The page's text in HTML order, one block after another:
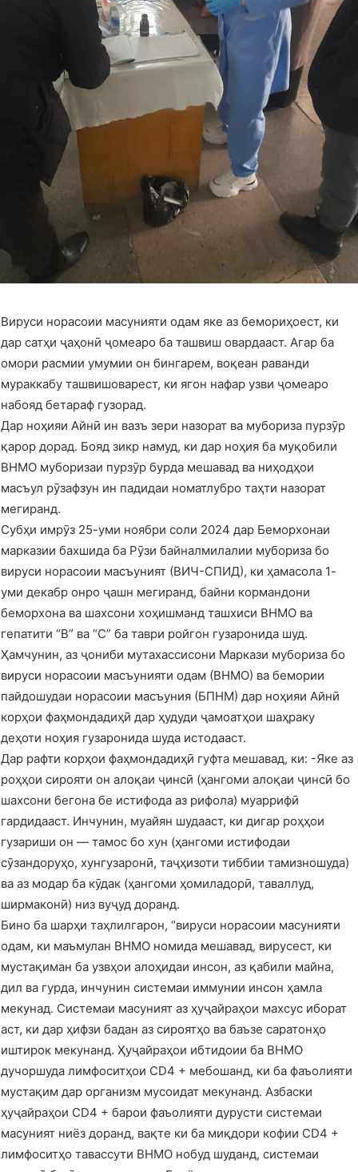
Вируси норасоии масунияти одам яке аз бемориҳоест, ки
дар сатҳи ҷаҳонӣ ҷомеаро ба ташвиш овардааст. Агар ба
омори расмии умумии он бингарем, воқеан раванди
мураккабу ташвишоварест, ки ягон нафар узви ҷомеаро
набояд бетараф гузорад.
Дар ноҳияи Айнӣ ин вазъ зери назорат ва мубориза пурзӯр
қарор дорад. Бояд зикр намуд, ки дар ноҳия ба муқобили
ВНМО муборизаи пурзӯр бурда мешавад ва ниҳодҳои
масъул рӯзафзун ин падидаи номатлубро таҳти назорат
мегиранд.
Субҳи имрӯз 25-уми ноябри соли 2024 дар Беморхонаи
марказии бахшида ба Рӯзи байналмилалии мубориза бо
вируси норасоии масъуният (ВИЧ-СПИД), ки ҳамасола 1-
уми декабр онро ҷашн мегиранд, байни кормандони
беморхона ва шахсони хоҳишманд ташхиси ВНМО ва
гепатити “В” ва “С” ба таври ройгон гузаронида шуд.
Ҳамчунин, аз ҷониби мутахассисони Маркази мубориза бо
вируси норасоии масъунияти одам (ВНМО) ва бемории
пайдошудаи норасоии масъуния (БПНМ) дар ноҳияи Айнӣ
корҳои фаҳмондадиҳӣ дар ҳудуди ҷамоатҳои шаҳраку
деҳоти ноҳия гузаронида шуда истодааст.
Дар рафти корҳои фаҳмондадиҳӣ гуфта мешавад, ки: -Яке аз
роҳҳои сирояти он алоқаи ҷинсӣ (ҳангоми алоқаи ҷинсӣ бо
шахсони бегона бе истифода аз рифола) муаррифӣ
гардидааст. Инчунин, муайян шудааст, ки дигар роҳҳои
гузариши он — тамос бо хун (ҳангоми истифодаи
сӯзандоруҳо, хунгузаронӣ, таҷҳизоти тиббии тамизношуда)
ва аз модар ба кӯдак (ҳангоми ҳомиладорӣ, таваллуд,
ширмаконӣ) низ вуҷуд доранд.
Бино ба шарҳи таҳлилгарон, “вируси норасоии масунияти
одам, ки маъмулан ВНМО номида мешавад, вирусест, ки
мустақиман ба узвҳои алоҳидаи инсон, аз қабили майна,
дил ва гурда, инчунин системаи иммунии инсон ҳамла
мекунад. Системаи масуният аз ҳуҷайраҳои махсус иборат
аст, ки дар ҳифзи бадан аз сироятҳо ва баъзе саратонҳо
иштирок мекунанд. Ҳуҷайраҳои ибтидоии ба ВНМО
дучоршуда лимфоситҳои CD4 + мебошанд, ки ба фаъолияти
мустақим дар организм мусоидат мекунанд. Азбаски
ҳуҷайраҳои CD4 + барои фаъолияти дурусти системаи
масуният ниёз доранд, вақте ки ба миқдори кофии CD4 +
лимфоситҳо тавассути ВНМО нобуд шуданд, системаи